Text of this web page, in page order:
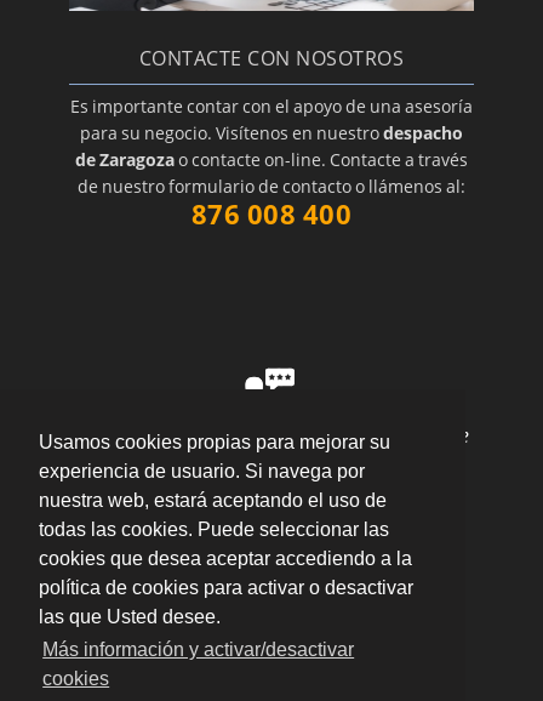
Usamos cookies propias para mejorar su
experiencia de usuario. Si navega por
nuestra web, estará aceptando el uso de
todas las cookies. Puede seleccionar las
cookies que desea aceptar accediendo a la
política de cookies para activar o desactivar
las que Usted desee.
Más información y activar/desactivar
cookies
CONTACTE CON NOSOTROS
Es importante contar con el apoyo de una asesoría
para su negocio. Visítenos en nuestrodespacho
de Zaragozao contacte on-line. Contacte a través
de nuestro formulario de contacto o llámenos al:
876 008 400
"Gracias a ellos no me tengo que preocupar de
los papeleos de contabilidad y legalidad,
resultando en más tiempo para dedicar a mi
empresa."porGabriel valoración
Enviar opinión